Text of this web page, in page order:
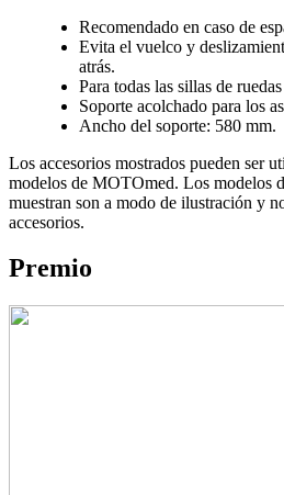
Recomendado en caso de
Evita el vuelco y
atrás.
Para todas las sillas de
Soporte acolchado para los
Ancho del soporte: 580 mm.
Los accesorios mostrados pueden ser
modelos de MOTOmed. Los modelos
muestran son a modo de ilustración y
accesorios.
Premio